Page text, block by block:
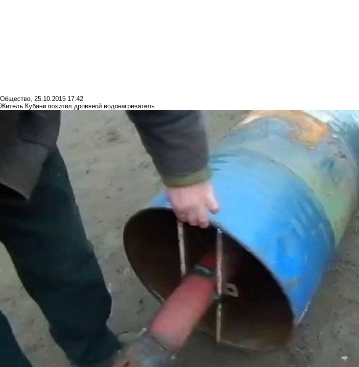
Общество, 25.10.2015 17:42
Житель Кубани похитил дровяной водонагреватель